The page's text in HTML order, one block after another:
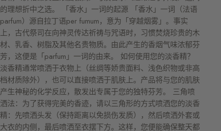
的理想折中之选。 「香水」一词的起源 「香水」一词（法语
parfum）源自拉丁语per fumum，意为「穿越烟雾」。事实
上，古代祭司在向神灵传达祈祷与咒语时，习惯焚烧珍贵的木
材、乳香、树脂及其他名贵物质。由此产生的香烟气味浓郁芬
芳，这便是「parfum」一词的由来。 如何使用您的淡香精？
淡香精通常喷洒于衣物上（丝绸等娇贵面料、浅色织物或非高
档材质除外），也可以直接喷洒于肌肤上。产品将与您的肌肤
产生神秘的化学反应，散发出专属于您的独特芬芳。 三角喷
洒法：为了获得完美的香迹，请以三角形的方式喷洒您的淡香
精：先喷洒头发（保持距离以免损伤发质），然后喷洒外套或
大衣的内侧，最后喷洒至衣摆下方。这样，您便能确保整天都